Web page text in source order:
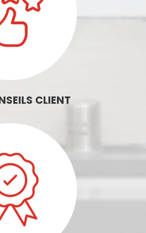
CLIENT